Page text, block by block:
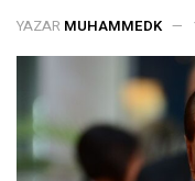
YAZAR MUHAMMEDK